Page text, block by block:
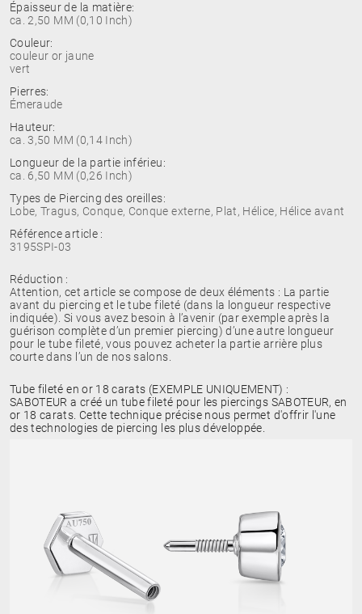
Épaisseur de la matière:
ca. 2,50 MM (0,10 Inch)
Couleur:
couleur or jaune
vert
Pierres:
Émeraude
Hauteur:
ca. 3,50 MM (0,14 Inch)
Longueur de la partie inférieu:
ca. 6,50 MM (0,26 Inch)
Types de Piercing des oreilles:
Lobe, Tragus, Conque, Conque externe, Plat, Hélice, Hélice avant
Référence article :
3195SPI-03
Réduction :
Attention, cet article se compose de deux éléments : La partie
avant du piercing et le tube fileté (dans la longueur respective
indiquée). Si vous avez besoin à l’avenir (par exemple après la
guérison complète d’un premier piercing) d’une autre longueur
pour le tube fileté, vous pouvez acheter la partie arrière plus
courte dans l’un de nos salons.
Tube fileté en or 18 carats (EXEMPLE UNIQUEMENT) :
SABOTEUR a créé un tube fileté pour les piercings SABOTEUR, en
or 18 carats. Cette technique précise nous permet d'offrir l'une
des technologies de piercing les plus développée.